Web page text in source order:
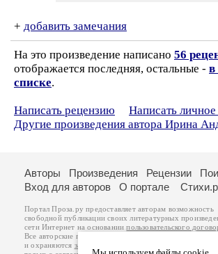
+ добавить замечания
На это произведение написано 56
отображается последняя, остальные - в
списке.
Написать рецензию
Написать
Другие произведения автора Ирина
Авторы Произведения Рецензии
Вход для авторов
О портале
Портал Проза.ру предоставляет авторам возможность
свободной публикации своих литературных
сети Интернет на основаниипользовательского
Все авторские права на произведения принадлежат
и охраняются законом
. Перепечатка произведений